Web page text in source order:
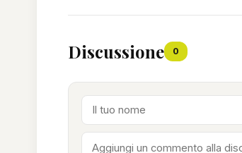
Discussione 0